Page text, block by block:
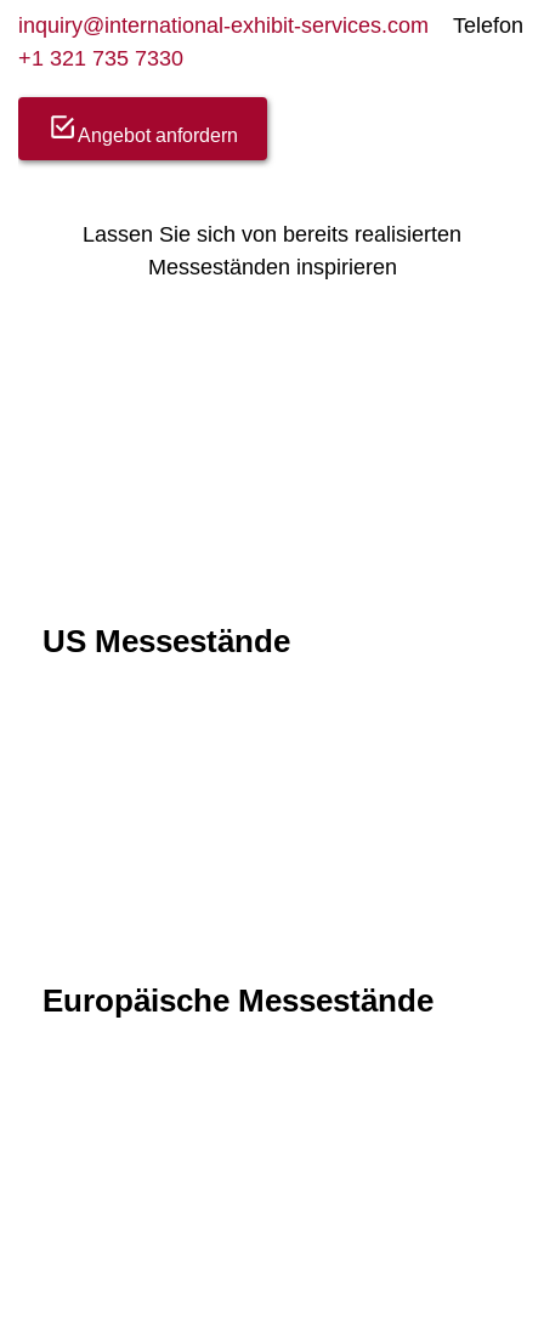
inquiry@international-exhibit-services.com Telefon
+1 321 735 7330
Angebot anfordern
Lassen Sie sich von bereits realisierten
Messeständen inspirieren
US Messestände
Europäische Messestände